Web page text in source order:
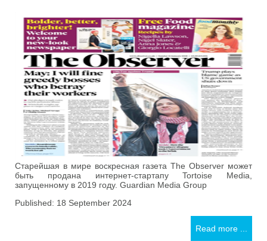
Старейшая в мире воскресная газета The Observer может
быть продана интернет-стартапу Tortoise Media,
запущенному в 2019 году. Guardian Media Group
Published: 18 September 2024
Read more ...